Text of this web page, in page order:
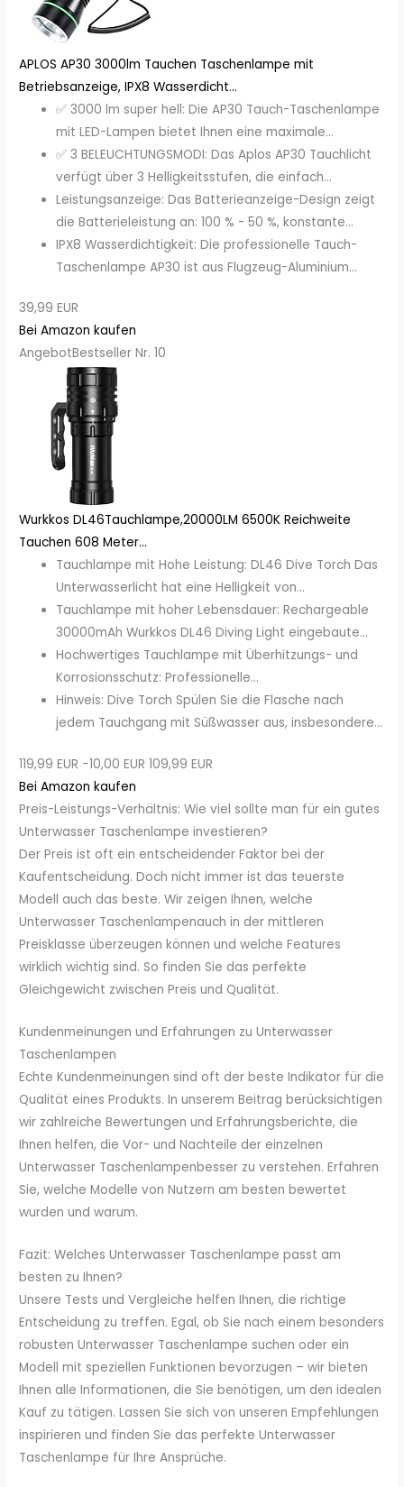
APLOS AP30 3000lm Tauchen Taschenlampe mit
Betriebsanzeige, IPX8 Wasserdicht...
✅ 3000 lm super hell: Die AP30 Tauch-Taschenlampe
mit LED-Lampen bietet Ihnen eine maximale...
✅ 3 BELEUCHTUNGSMODI: Das Aplos AP30 Tauchlicht
verfügt über 3 Helligkeitsstufen, die einfach...
Leistungsanzeige: Das Batterieanzeige-Design zeigt
die Batterieleistung an: 100 % - 50 %, konstante...
IPX8 Wasserdichtigkeit: Die professionelle Tauch-
Taschenlampe AP30 ist aus Flugzeug-Aluminium...
39,99 EUR
Bei Amazon kaufen
AngebotBestseller Nr. 10
Wurkkos DL46Tauchlampe,20000LM 6500K Reichweite
Tauchen 608 Meter...
Tauchlampe mit Hohe Leistung: DL46 Dive Torch Das
Unterwasserlicht hat eine Helligkeit von...
Tauchlampe mit hoher Lebensdauer: Rechargeable
30000mAh Wurkkos DL46 Diving Light eingebaute...
Hochwertiges Tauchlampe mit Überhitzungs- und
Korrosionsschutz: Professionelle...
Hinweis: Dive Torch Spülen Sie die Flasche nach
jedem Tauchgang mit Süßwasser aus, insbesondere...
119,99 EUR −10,00 EUR 109,99 EUR
Bei Amazon kaufen
Preis-Leistungs-Verhältnis: Wie viel sollte man für ein gutes
Unterwasser Taschenlampe investieren?
Der Preis ist oft ein entscheidender Faktor bei der
Kaufentscheidung. Doch nicht immer ist das teuerste
Modell auch das beste. Wir zeigen Ihnen, welche
Unterwasser Taschenlampenauch in der mittleren
Preisklasse überzeugen können und welche Features
wirklich wichtig sind. So finden Sie das perfekte
Gleichgewicht zwischen Preis und Qualität.
Kundenmeinungen und Erfahrungen zu Unterwasser
Taschenlampen
Echte Kundenmeinungen sind oft der beste Indikator für die
Qualität eines Produkts. In unserem Beitrag berücksichtigen
wir zahlreiche Bewertungen und Erfahrungsberichte, die
Ihnen helfen, die Vor- und Nachteile der einzelnen
Unterwasser Taschenlampenbesser zu verstehen. Erfahren
Sie, welche Modelle von Nutzern am besten bewertet
wurden und warum.
Fazit: Welches Unterwasser Taschenlampe passt am
besten zu Ihnen?
Unsere Tests und Vergleiche helfen Ihnen, die richtige
Entscheidung zu treffen. Egal, ob Sie nach einem besonders
robusten Unterwasser Taschenlampe suchen oder ein
Modell mit speziellen Funktionen bevorzugen – wir bieten
Ihnen alle Informationen, die Sie benötigen, um den idealen
Kauf zu tätigen. Lassen Sie sich von unseren Empfehlungen
inspirieren und finden Sie das perfekte Unterwasser
Taschenlampe für Ihre Ansprüche.